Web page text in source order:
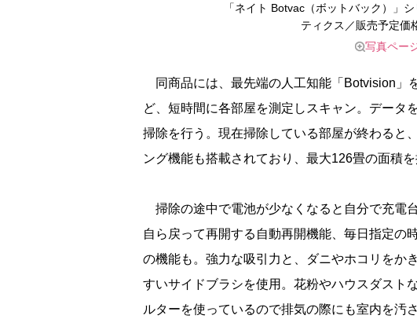
「ネイト Botvac（ボットバック）」
ティクス／販売予定価
写真ペー
同商品には、最先端の人工知能「Botvision」
ど、短時間に各部屋を測定しスキャン。データ
掃除を行う。現在掃除している部屋が終わると
ング機能も搭載されており、最大126畳の面積を
掃除の途中で電池が少なくなると自分で充電
自ら戻って再開する自動再開機能、毎日指定の
の機能も。強力な吸引力と、ダニやホコリを
すいサイドブラシを使用。花粉やハウスダスト
ルターを使っているので排気の際にも室内を汚